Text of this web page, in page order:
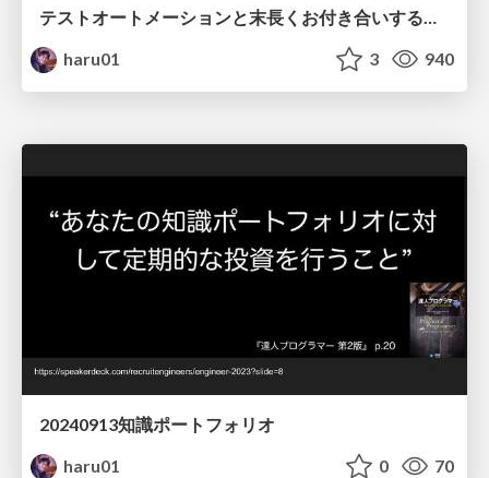
テストオートメーションと末長くお付き合いするための17のこと
haru01
3 940
20240913知識ポートフォリオ
haru01
0 70